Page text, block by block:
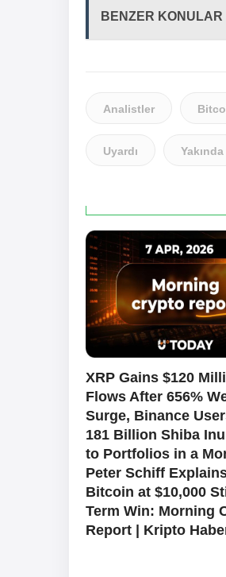
BENZER KONULAR
Analistler
Uyardı Yakında
XRP Gains $120
Flows After 656%
Surge, Binance
181 Billion Shiba
to Portfolios in a
Peter Schiff
Bitcoin at $10,000
Term Win: Morning
Report | Kripto